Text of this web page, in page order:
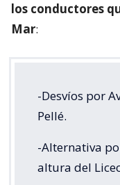
los conductores
Mar:
-Desvíos por
Pellé.
-Alternativa
altura del